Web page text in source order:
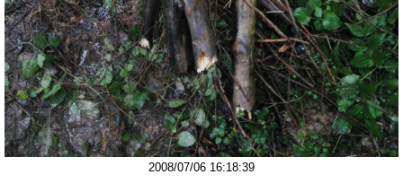
2008/07/06 16:18:39